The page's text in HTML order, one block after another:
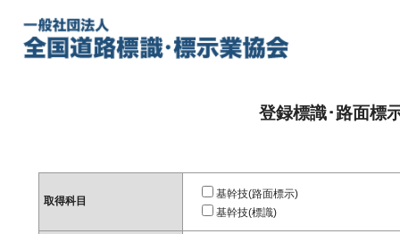
登録標識･路面標
取得科目
基幹技(路面標示)
基幹技(標識)